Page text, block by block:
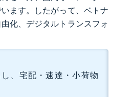
ます。したがって、ベトナ
化、デジタルトランスフォ
、宅配・速達・小荷物